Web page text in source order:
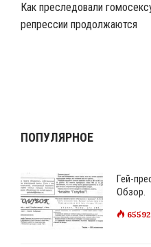
Как преследовали
репрессии продолжаются
ПОПУЛЯРНОЕ
Гей-
Обзор.